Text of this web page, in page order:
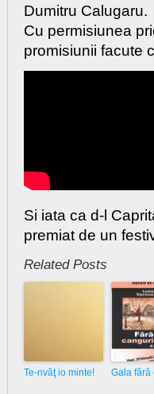
Dumitru Calugaru.
Cu permisiunea
promisiunii facute
Si iata ca d-l
premiat de un
Related Posts
Te-nvăţ io minte! Gala fără